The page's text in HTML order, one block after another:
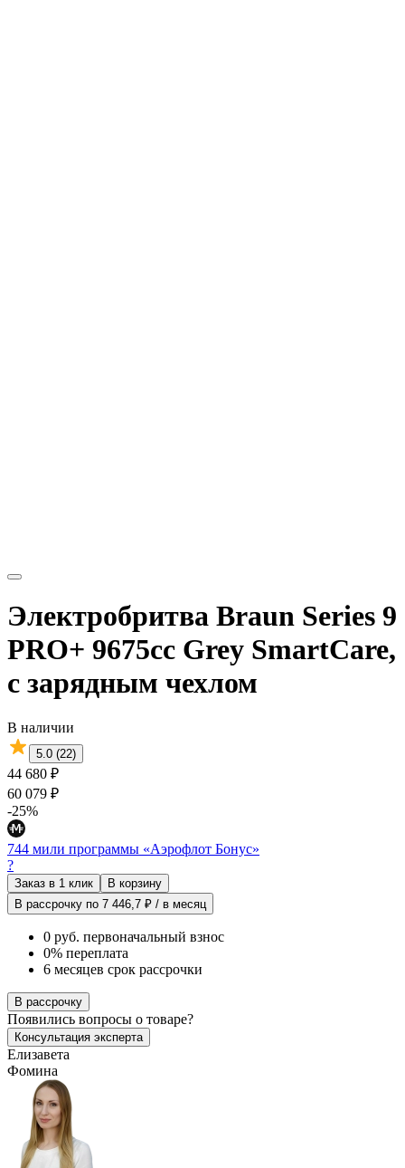
Электробритва Braun Series 9
PRO+ 9675cc Grey SmartCare,
с зарядным чехлом
В наличии
5.0 (22)
44 680 ₽
60 079 ₽
-25%
744 мили программы «Аэрофлот Бонус»
?
Заказ в 1 клик
В корзину
В рассрочку по 7 446,7 ₽ / в месяц
0 руб. первоначальный взнос
0% переплата
6 месяцев срок рассрочки
В рассрочку
Появились вопросы о товаре?
Консультация эксперта
Елизавета
Фомина